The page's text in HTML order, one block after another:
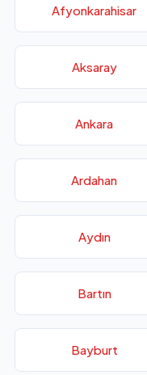
Afyonkarahisar
Aksaray
Ankara
Ardahan
Aydın
Bartın
Bayburt